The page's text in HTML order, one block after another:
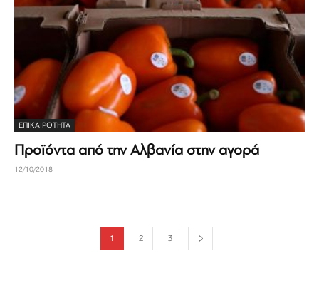
ΕΠΙΚΑΙΡΟΤΗΤΑ
Προϊόντα από την Αλβανία στην αγορά
12/10/2018
1 2 3